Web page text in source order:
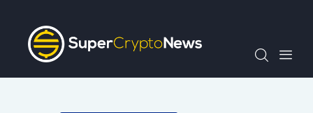
Chỉ Số SCN30
Tin Tức
Quan Điểm